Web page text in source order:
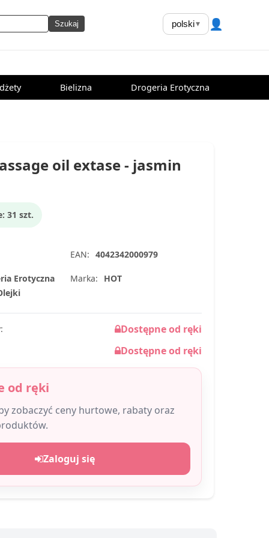
Szukaj polski▾ 👤
Bielizna Drogeria Erotyczna
oil extase - jasmin
31 szt.
EAN: 4042342000979
Erotyczna
Marka: HOT
Dostępne od ręki
Dostępne od ręki
od ręki
zobaczyć ceny hurtowe, rabaty oraz
Zaloguj się